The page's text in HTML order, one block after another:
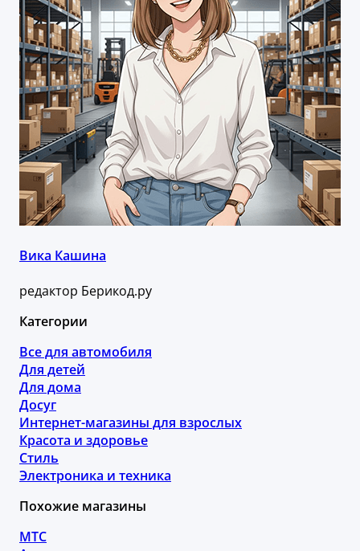
Вика Кашина
редактор Берикод.ру
Категории
Все для автомобиля
Для детей
Для дома
Досуг
Интернет-магазины для взрослых
Красота и здоровье
Стиль
Электроника и техника
Похожие магазины
МТС